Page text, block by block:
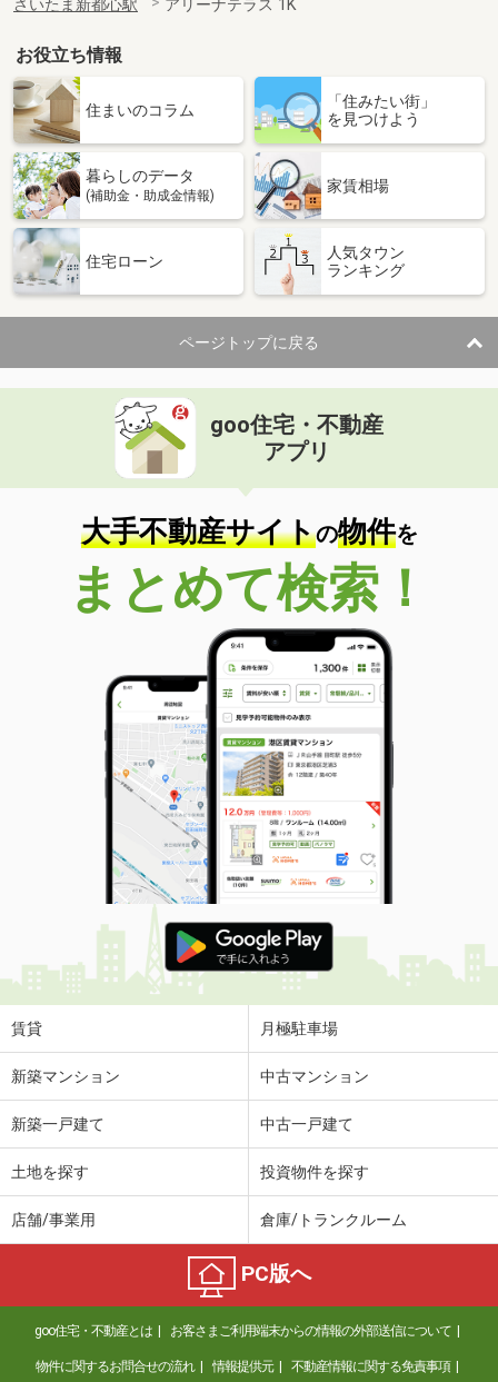
さいたま新都心駅
アリーナテラス 1K
お役立ち情報
住まいのコラム
「住みたい街」
を見つけよう
暮らしのデータ
(補助金・助成金情報)
家賃相場
住宅ローン
人気タウン
ランキング
ページトップに戻る
goo住宅・不動産
アプリ
大手不動産サイトの物件を
まとめて検索！
賃貸 月極駐車場
新築マンション 中古マンション
新築一戸建て 中古一戸建て
土地を探す 投資物件を探す
店舗/事業用 倉庫/トランクルーム
PC版へ
goo住宅・不動産とは お客さまご利用端末からの情報の外部送信について
物件に関するお問合せの流れ 情報提供元 不動産情報に関する免責事項